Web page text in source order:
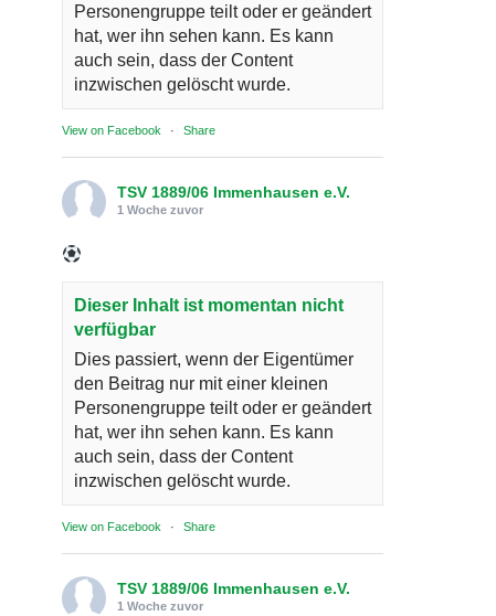
Personengruppe teilt oder er geändert
hat, wer ihn sehen kann. Es kann
auch sein, dass der Content
inzwischen gelöscht wurde.
View on Facebook · Share
TSV 1889/06 Immenhausen e.V.
1 Woche zuvor
Dieser Inhalt ist momentan nicht
verfügbar
Dies passiert, wenn der Eigentümer
den Beitrag nur mit einer kleinen
Personengruppe teilt oder er geändert
hat, wer ihn sehen kann. Es kann
auch sein, dass der Content
inzwischen gelöscht wurde.
View on Facebook · Share
TSV 1889/06 Immenhausen e.V.
1 Woche zuvor